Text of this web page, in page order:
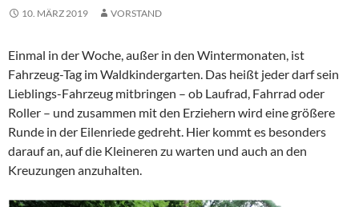
10. MÄRZ 2019 VORSTAND
Einmal in der Woche, außer in den Wintermonaten, ist
Fahrzeug-Tag im Waldkindergarten. Das heißt jeder darf sein
Lieblings-Fahrzeug mitbringen – ob Laufrad, Fahrrad oder
Roller – und zusammen mit den Erziehern wird eine größere
Runde in der Eilenriede gedreht. Hier kommt es besonders
darauf an, auf die Kleineren zu warten und auch an den
Kreuzungen anzuhalten.